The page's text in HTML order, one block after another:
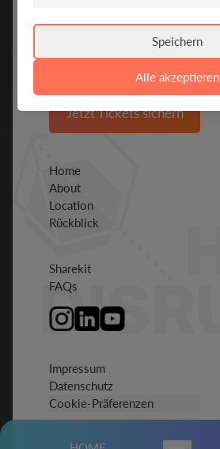
Speichern
Alle akzeptieren
BE MORE
Jetzt Tickets sichern
Home
About
Location
Rückblick
Sharekit
FAQs
Impressum
Datenschutz
Cookie-Präferenzen